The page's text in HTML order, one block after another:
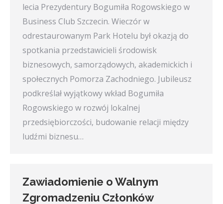
lecia Prezydentury Bogumiła Rogowskiego w
Business Club Szczecin. Wieczór w
odrestaurowanym Park Hotelu był okazją do
spotkania przedstawicieli środowisk
biznesowych, samorządowych, akademickich i
społecznych Pomorza Zachodniego. Jubileusz
podkreślał wyjątkowy wkład Bogumiła
Rogowskiego w rozwój lokalnej
przedsiębiorczości, budowanie relacji między
ludźmi biznesu…
Zawiadomienie o Walnym
Zgromadzeniu Członków